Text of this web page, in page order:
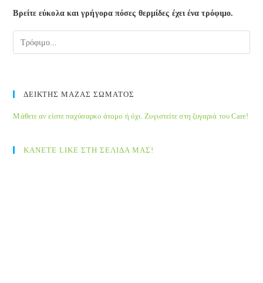
Βρείτε εύκολα και γρήγορα πόσες θερμίδες έχει ένα τρόφιμο.
ΔΕΙΚΤΗΣ ΜΑΖΑΣ ΣΩΜΑΤΟΣ
Μάθετε αν είστε παχύσαρκο άτομο ή όχι. Ζυγιστείτε στη ζυγαριά του Care!
ΚΑΝΕΤΕ LIKE ΣΤΗ ΣΕΛΙΔΑ ΜΑΣ!